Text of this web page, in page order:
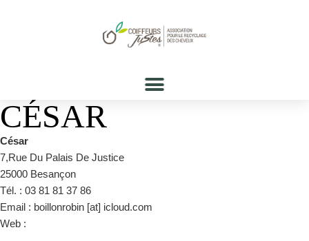
CÉSAR
César
7,Rue Du Palais De Justice
25000 Besançon
Tél. : 03 81 81 37 86
Email : boillonrobin [at] icloud.com
Web :